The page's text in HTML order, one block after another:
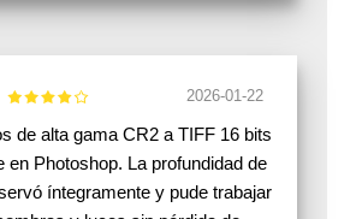
2026-01-22
de alta gama CR2 a TIFF 16 bits
en Photoshop. La profundidad de
íntegramente y pude trabajar